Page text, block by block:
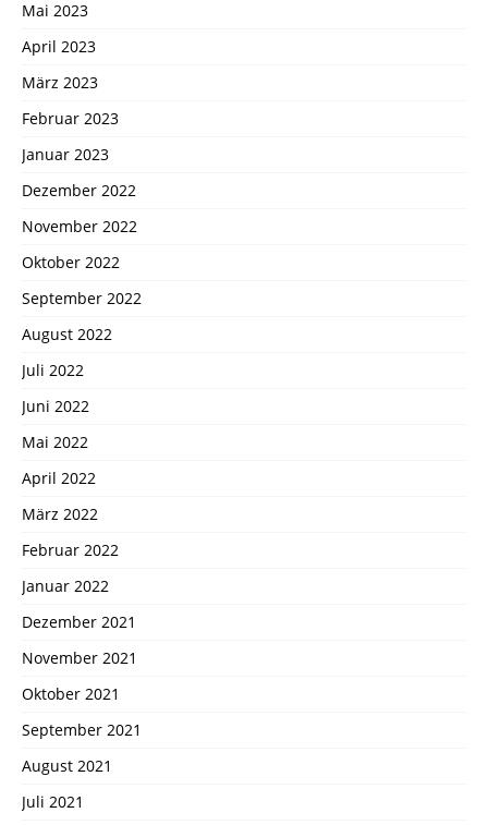
Mai 2023
April 2023
März 2023
Februar 2023
Januar 2023
Dezember 2022
November 2022
Oktober 2022
September 2022
August 2022
Juli 2022
Juni 2022
Mai 2022
April 2022
März 2022
Februar 2022
Januar 2022
Dezember 2021
November 2021
Oktober 2021
September 2021
August 2021
Juli 2021